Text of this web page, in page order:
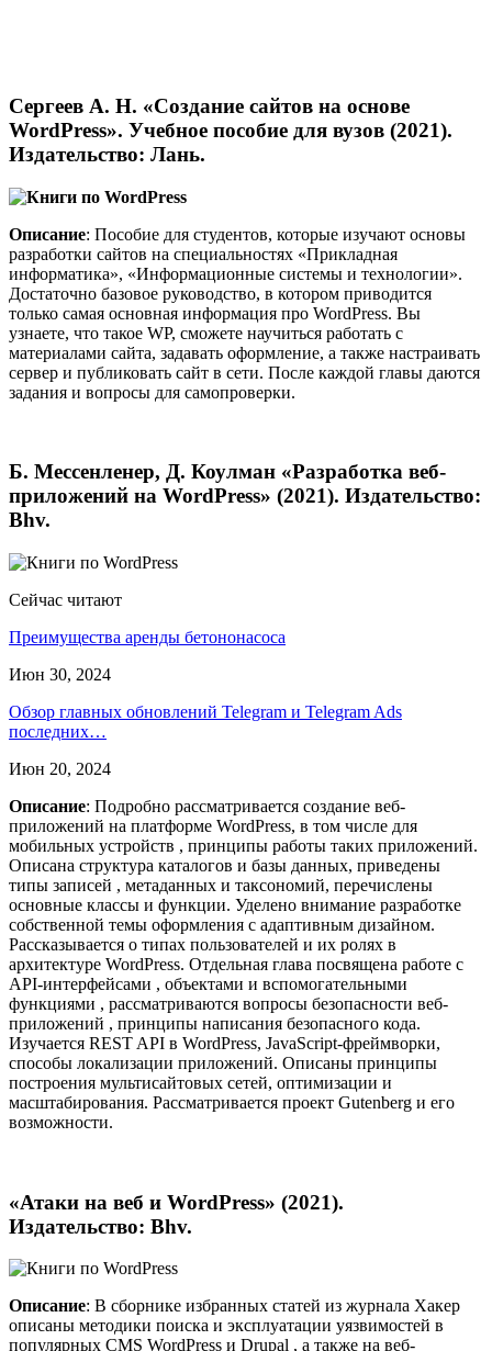
Сергеев А. Н. «Создание сайтов на основе
WordPress». Учебное пособие для вузов (2021).
Издательство: Лань.
Описание: Пособие для студентов, которые изучают основы
разработки сайтов на специальностях «Прикладная
информатика», «Информационные системы и технологии».
Достаточно базовое руководство, в котором приводится
только самая основная информация про WordPress. Вы
узнаете, что такое WP, сможете научиться работать с
материалами сайта, задавать оформление, а также настраивать
сервер и публиковать сайт в сети. После каждой главы даются
задания и вопросы для самопроверки.
Б. Мессенленер, Д. Коулман «Разработка веб-
приложений на WordPress» (2021). Издательство:
Bhv.
Сейчас читают
Преимущества аренды бетононасоса
Июн 30, 2024
Обзор главных обновлений Telegram и Telegram Ads
последних…
Июн 20, 2024
Описание: Подробно рассматривается создание веб-
приложений на платформе WordPress, в том числе для
мобильных устройств , принципы работы таких приложений.
Описана структура каталогов и базы данных, приведены
типы записей , метаданных и таксономий, перечислены
основные классы и функции. Уделено внимание разработке
собственной темы оформления с адаптивным дизайном.
Рассказывается о типах пользователей и их ролях в
архитектуре WordPress. Отдельная глава посвящена работе с
API-интерфейсами , объектами и вспомогательными
функциями , рассматриваются вопросы безопасности веб-
приложений , принципы написания безопасного кода.
Изучается REST API в WordPress, JavaScript-фреймворки,
способы локализации приложений. Описаны принципы
построения мультисайтовых сетей, оптимизации и
масштабирования. Рассматривается проект Gutenberg и его
возможности.
«Атаки на веб и WordPress» (2021).
Издательство: Bhv.
Описание: В сборнике избранных статей из журнала Хакер
описаны методики поиска и эксплуатации уязвимостей в
популярных CMS WordPress и Drupal , а также на веб-